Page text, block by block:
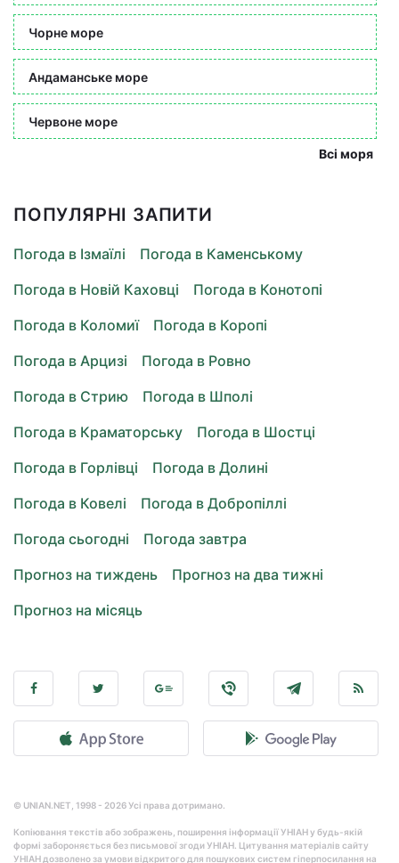
Чорне море
Андаманське море
Червоне море
Всі моря
ПОПУЛЯРНІ ЗАПИТИ
Погода в Ізмаїлі
Погода в Каменському
Погода в Новій Каховці
Погода в Конотопі
Погода в Коломиї
Погода в Коропі
Погода в Арцизі
Погода в Ровно
Погода в Стрию
Погода в Шполі
Погода в Краматорську
Погода в Шостці
Погода в Горлівці
Погода в Долині
Погода в Ковелі
Погода в Добропіллі
Погода сьогодні
Погода завтра
Прогноз на тиждень
Прогноз на два тижні
Прогноз на місяць
© UNIAN.NET, 1998 - 2026 Усі права дотримано.
Копіювання текстів або зображень, поширення інформації УНІАН у будь-якій
формі забороняється без письмової згоди УНІАН. Цитування матеріалів сайту
УНІАН дозволено за умови відкритого для пошукових систем гіперпосилання на